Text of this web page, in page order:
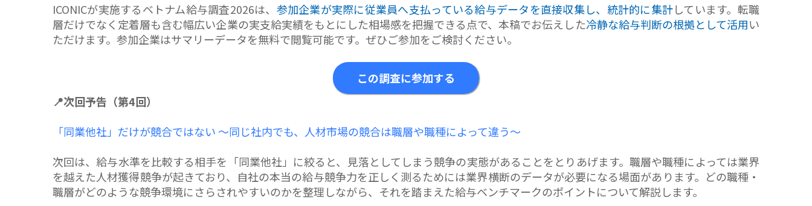
ICONICが実施するベトナム給与調査2026は、 参加企業が実際に従業員へ支払っている給与データを直接収集し、統計的に集計しています。転職
層だけでなく定着層も含む幅広い企業の実支給実績をもとにした相場感を把握できる点で、本稿でお伝えした冷静な給与判断の根拠として活用い
ただけます。参加企業はサマリーデータを無料で閲覧可能です。ぜひご参加をご検討ください。
この調査に参加する
📍次回予告（第4回）
「同業他社」だけが競合ではない ～同じ社内でも、人材市場の競合は職層や職種によって違う～
次回は、給与水準を比較する相手を「同業他社」に絞ると、見落としてしまう競争の実態があることをとりあげます。職層や職種によっては業界
を越えた人材獲得競争が起きており、自社の本当の給与競争力を正しく測るためには業界横断のデータが必要になる場面があります。どの職種・
職層がどのような競争環境にさらされやすいのかを整理しながら、それを踏まえた給与ベンチマークのポイントについて解説します。